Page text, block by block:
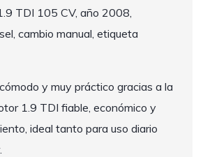
TDI 105 CV, año 2008,
cambio manual, etiqueta
y muy práctico gracias a la
1.9 TDI fiable, económico y
ideal tanto para uso diario